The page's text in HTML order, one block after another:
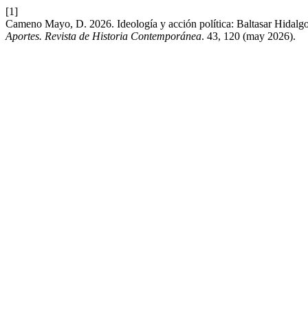
[1]
Cameno Mayo, D. 2026. Ideología y acción política: Baltasar
Aportes. Revista de Historia Contemporánea. 43, 120 (may 2026).